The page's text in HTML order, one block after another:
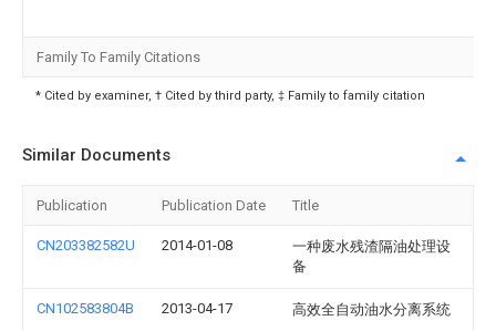
Family To Family Citations
* Cited by examiner, † Cited by third party, ‡ Family to family citation
Similar Documents
Publication Publication Date Title
CN203382582U 2014-01-08
一种废水残渣隔油处理设
备
CN102583804B 2013-04-17 高效全自动油水分离系统